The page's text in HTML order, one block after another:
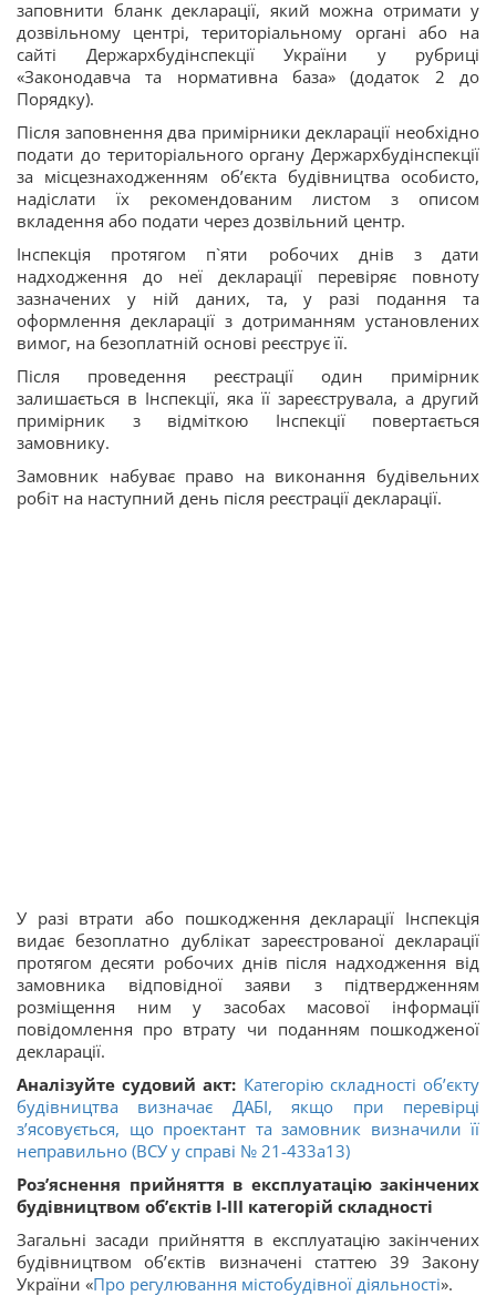
заповнити бланк декларації, який можна отримати у
дозвільному центрі, територіальному органі або на
сайті Держархбудінспекції України у рубриці
«Законодавча та нормативна база» (додаток 2 до
Порядку).
Після заповнення два примірники декларації необхідно
подати до територіального органу Держархбудінспекції
за місцезнаходженням об’єкта будівництва особисто,
надіслати їх рекомендованим листом з описом
вкладення або подати через дозвільний центр.
Інспекція протягом п`яти робочих днів з дати
надходження до неї декларації перевіряє повноту
зазначених у ній даних, та, у разі подання та
оформлення декларації з дотриманням установлених
вимог, на безоплатній основі реєструє її.
Після проведення реєстрації один примірник
залишається в Інспекції, яка її зареєструвала, а другий
примірник з відміткою Інспекції повертається
замовнику.
Замовник набуває право на виконання будівельних
робіт на наступний день після реєстрації декларації.
У разі втрати або пошкодження декларації Інспекція
видає безоплатно дублікат зареєстрованої декларації
протягом десяти робочих днів після надходження від
замовника відповідної заяви з підтвердженням
розміщення ним у засобах масової інформації
повідомлення про втрату чи поданням пошкодженої
декларації.
Аналізуйте судовий акт: Категорію складності об’єкту
будівництва визначає ДАБІ, якщо при перевірці
з’ясовується, що проектант та замовник визначили її
неправильно (ВСУ у справі № 21-433а13)
Роз’яснення прийняття в експлуатацію закінчених
будівництвом об’єктів I-III категорій складності
Загальні засади прийняття в експлуатацію закінчених
будівництвом об’єктів визначені статтею 39 Закону
України «Про регулювання містобудівної діяльності».